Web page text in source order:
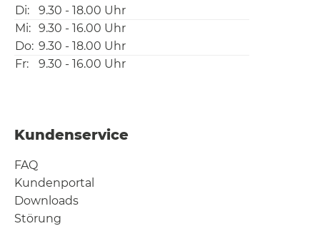
Di:
9.30 - 18.00 Uhr
Mi: 9.30 - 16.00 Uhr
Do: 9.30 - 18.00 Uhr
Fr:
9.30 - 16.00 Uhr
Kundenservice
FAQ
Kundenportal
Downloads
Störung